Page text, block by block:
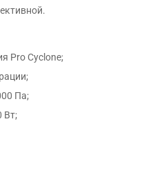
Pro Cyclone;
Па;
Вт;